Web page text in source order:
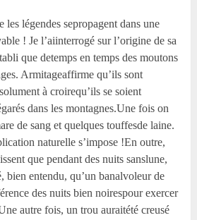
légendes sepropagent dans une
! Je l’aiinterrogé sur l’origine de sa
que detemps en temps des moutons
Armitageaffirme qu’ils sont
à croirequ’ils se soient
dans les montagnes.Une fois on
de sang et quelques touffesde laine.
naturelle s’impose !En outre,
que pendant des nuits sanslune,
bien entendu, qu’un banalvoleur de
des nuits bien noirespour exercer
autre fois, un trou auraitété creusé